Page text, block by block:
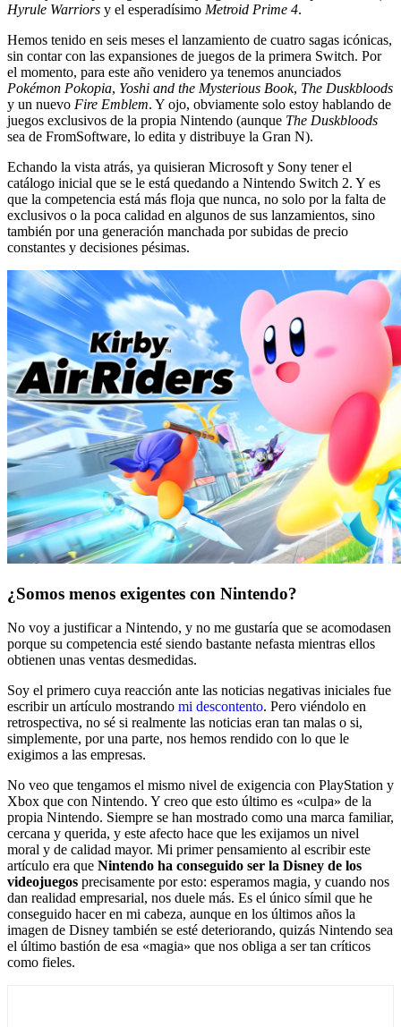
Hyrule Warriors y el esperadísimo Metroid Prime 4.
Hemos tenido en seis meses el lanzamiento de cuatro sagas icónicas,
sin contar con las expansiones de juegos de la primera Switch. Por
el momento, para este año venidero ya tenemos anunciados
Pokémon Pokopia, Yoshi and the Mysterious Book, The Duskbloods
y un nuevo Fire Emblem. Y ojo, obviamente solo estoy hablando de
juegos exclusivos de la propia Nintendo (aunque The Duskbloods
sea de FromSoftware, lo edita y distribuye la Gran N).
Echando la vista atrás, ya quisieran Microsoft y Sony tener el
catálogo inicial que se le está quedando a Nintendo Switch 2. Y es
que la competencia está más floja que nunca, no solo por la falta de
exclusivos o la poca calidad en algunos de sus lanzamientos, sino
también por una generación manchada por subidas de precio
constantes y decisiones pésimas.
¿Somos menos exigentes con Nintendo?
No voy a justificar a Nintendo, y no me gustaría que se acomodasen
porque su competencia esté siendo bastante nefasta mientras ellos
obtienen unas ventas desmedidas.
Soy el primero cuya reacción ante las noticias negativas iniciales fue
escribir un artículo mostrando mi descontento. Pero viéndolo en
retrospectiva, no sé si realmente las noticias eran tan malas o si,
simplemente, por una parte, nos hemos rendido con lo que le
exigimos a las empresas.
No veo que tengamos el mismo nivel de exigencia con PlayStation y
Xbox que con Nintendo. Y creo que esto último es «culpa» de la
propia Nintendo. Siempre se han mostrado como una marca familiar,
cercana y querida, y este afecto hace que les exijamos un nivel
moral y de calidad mayor. Mi primer pensamiento al escribir este
artículo era que Nintendo ha conseguido ser la Disney de los
videojuegos precisamente por esto: esperamos magia, y cuando nos
dan realidad empresarial, nos duele más. Es el único símil que he
conseguido hacer en mi cabeza, aunque en los últimos años la
imagen de Disney también se esté deteriorando, quizás Nintendo sea
el último bastión de esa «magia» que nos obliga a ser tan críticos
como fieles.